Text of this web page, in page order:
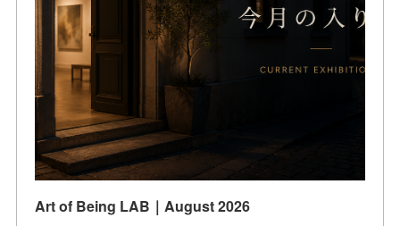
Art of Being LAB｜August 2026